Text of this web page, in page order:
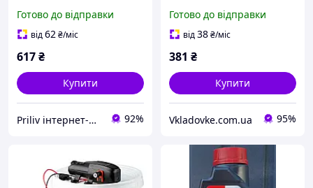
очищення олій та бруду
Готово до відправки
від62₴/міс
617₴
Купити
Priliv інтернет-магазин 92%
знежирення очищення
від олії та воску
Готово до відправки
від38₴/міс
381 ₴
Купити
Vkladovke.com.ua 95%